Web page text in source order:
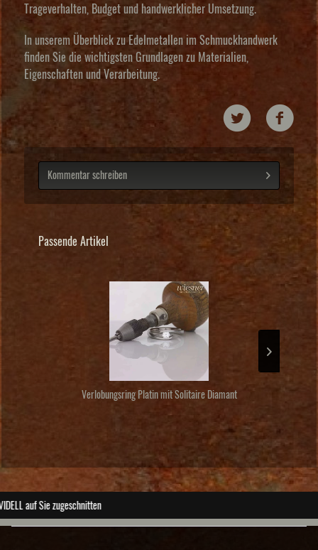
Trageverhalten, Budget und handwerklicher Umsetzung.
In unserem Überblick zuEdelmetallen im Schmuckhandwerk
finden Sie die wichtigsten Grundlagen zu Materialien,
Eigenschaften und Verarbeitung.
Kommentar schreiben
Passende Artikel
Verlobungsring Platin mit Solitaire Diamant